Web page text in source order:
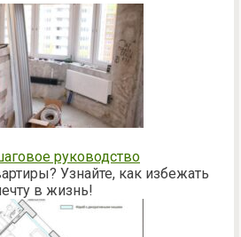
руководство
Узнайте, как избежать
в жизнь!